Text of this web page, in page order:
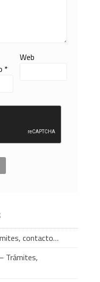
*
Web
contacto…
Trámites,